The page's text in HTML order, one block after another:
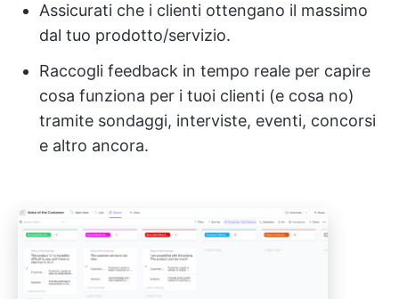
Assicurati che i clienti ottengano il massimo
dal tuo prodotto/servizio.
Raccogli feedback in tempo reale per capire
cosa funziona per i tuoi clienti (e cosa no)
tramite sondaggi, interviste, eventi, concorsi
e altro ancora.